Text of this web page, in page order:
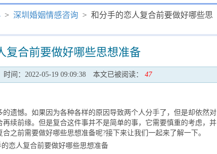
> 深圳婚姻情感咨询 > 和分手的恋人复合前要做好哪些思
复合前要做好哪些思想准备
时间：2022-05-19 09:09:38 本文已被阅读： 47
憾。如果因为各种各样的原因导致两个人分手了，但是却依然对
续前缘。但是复合这件事并不是简单的事，它需要慎重的考虑，并
之前需要做好哪些思想准备呢?接下来让我们一起来了解一下。